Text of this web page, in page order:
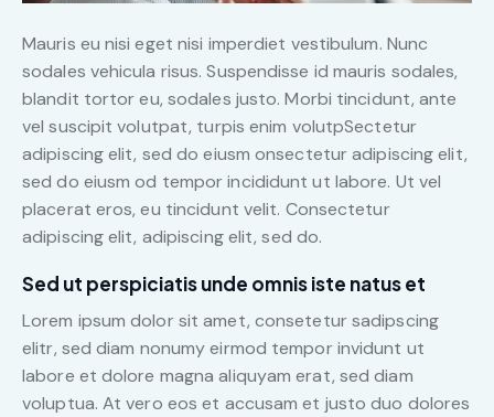
Mauris eu nisi eget nisi imperdiet vestibulum. Nunc
sodales vehicula risus. Suspendisse id mauris sodales,
blandit tortor eu, sodales justo. Morbi tincidunt, ante
vel suscipit volutpat, turpis enim volutpSectetur
adipiscing elit, sed do eiusm onsectetur adipiscing elit,
sed do eiusm od tempor incididunt ut labore. Ut vel
placerat eros, eu tincidunt velit. Consectetur
adipiscing elit, adipiscing elit, sed do.
Sed ut perspiciatis unde omnis iste natus et
Lorem ipsum dolor sit amet, consetetur sadipscing
elitr, sed diam nonumy eirmod tempor invidunt ut
labore et dolore magna aliquyam erat, sed diam
voluptua. At vero eos et accusam et justo duo dolores